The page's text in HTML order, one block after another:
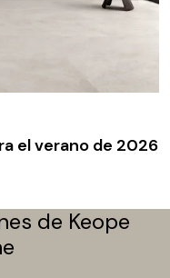
el verano de 2026
de Keope